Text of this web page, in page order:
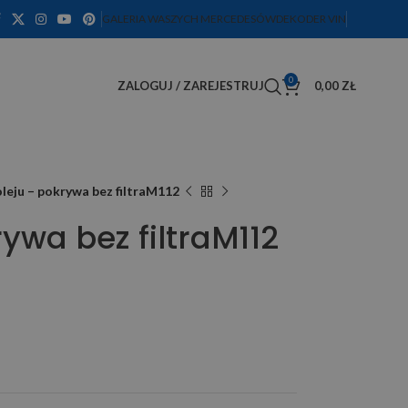
GALERIA WASZYCH MERCEDESÓWDEKODER VIN
ZALOGUJ / ZAREJESTRUJ 0 0,00 ZŁ
– pokrywa bez filtraM112
bez filtraM112